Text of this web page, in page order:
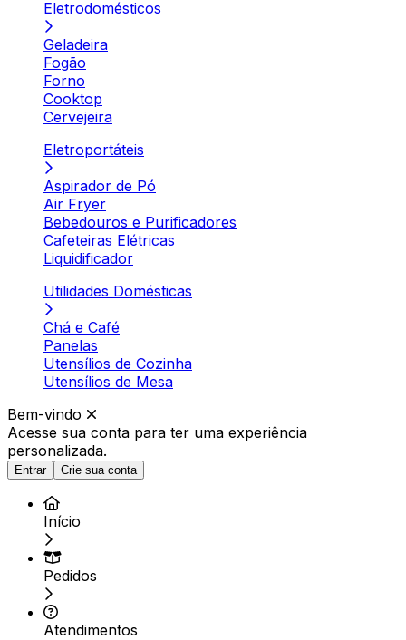
Eletrodomésticos
Geladeira
Fogão
Forno
Cooktop
Cervejeira
Eletroportáteis
Aspirador de Pó
Air Fryer
Bebedouros e Purificadores
Cafeteiras Elétricas
Liquidificador
Utilidades Domésticas
Chá e Café
Panelas
Utensílios de Cozinha
Utensílios de Mesa
Bem-vindo
Acesse sua conta para ter uma experiência
personalizada.
Entrar Crie sua conta
Início
Pedidos
Atendimentos